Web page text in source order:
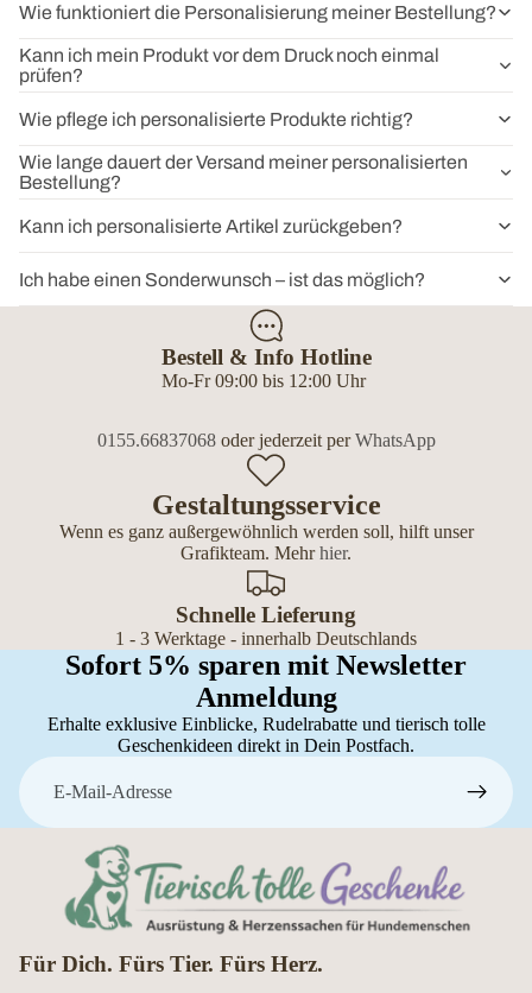
Wie funktioniert die Personalisierung meiner Bestellung?
Kann ich mein Produkt vor dem Druck noch einmal
prüfen?
Wie pflege ich personalisierte Produkte richtig?
Wie lange dauert der Versand meiner personalisierten
Bestellung?
Kann ich personalisierte Artikel zurückgeben?
Ich habe einen Sonderwunsch – ist das möglich?
Bestell & Info Hotline
Mo-Fr 09:00 bis 12:00 Uhr
0155.66837068oder jederzeit perWhatsApp
Gestaltungsservice
Wenn es ganz außergewöhnlich werden soll, hilft unser
Grafikteam. Mehrhier.
Schnelle Lieferung
1 - 3 Werktage - innerhalb Deutschlands
Sofort 5% sparen mit Newsletter
Anmeldung
Erhalte exklusive Einblicke, Rudelrabatte und tierisch tolle
Geschenkideen direkt in Dein Postfach.
E-Mail
Für Dich. Fürs Tier. Fürs Herz.